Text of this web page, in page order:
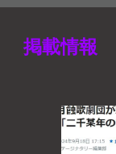
掲載情報